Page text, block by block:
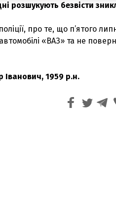
розшукують безвісти
про те, що п’ятого
«ВАЗ» та не
Іванович, 1959 р.н.